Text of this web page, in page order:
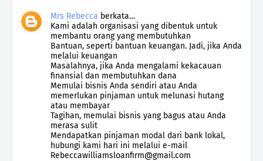
Mrs Rebecca berkata…
Kami adalah organisasi yang dibentuk untuk
membantu orang yang membutuhkan
Bantuan, seperti bantuan keuangan. Jadi, jika Anda
melalui keuangan
Masalahnya, jika Anda mengalami kekacauan
finansial dan membutuhkan dana
Memulai bisnis Anda sendiri atau Anda
memerlukan pinjaman untuk melunasi hutang
atau membayar
Tagihan, memulai bisnis yang bagus atau Anda
merasa sulit
Mendapatkan pinjaman modal dari bank lokal,
hubungi kami hari ini melalui e-mail
Rebeccawilliamsloanfirm@gmail.com